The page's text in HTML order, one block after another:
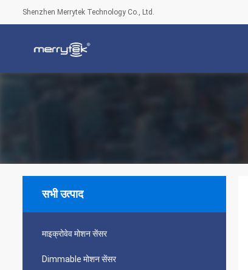
Shenzhen Merrytek Technology Co., Ltd.
सभी उत्पाद
माइक्रोवेव मोशन सेंसर
Dimmable मोशन सेंसर